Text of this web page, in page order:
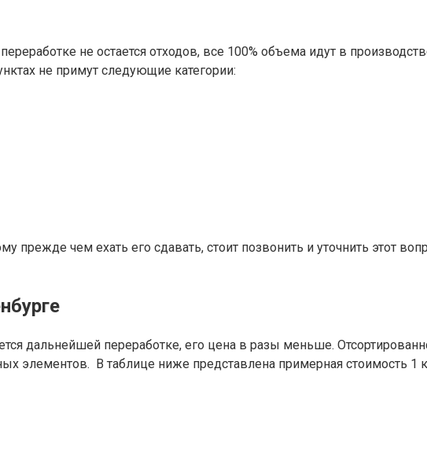
не остается отходов, все 100% объема идут в
не примут следующие категории:
чем ехать его сдавать, стоит позвонить и уточнить этот
дальнейшей переработке, его цена в разы меньше.
элементов. В таблице ниже представлена примерная стоимость 1